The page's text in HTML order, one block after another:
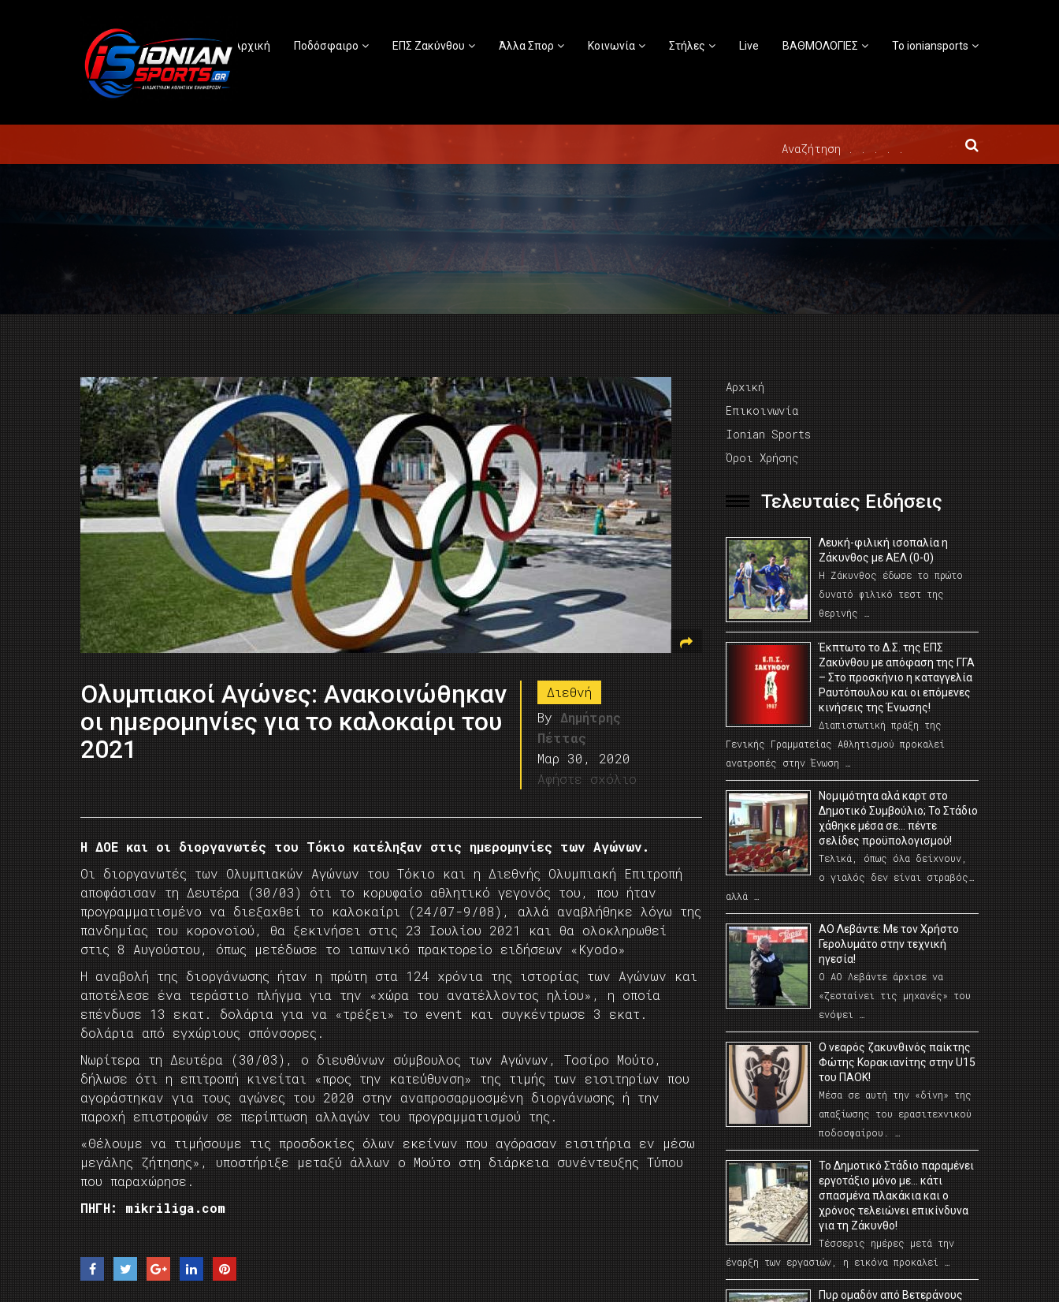
Αρχική Ποδόσφαιρο ΕΠΣ Ζακύνθου Άλλα Σπορ Κοινωνία Στήλες Live ΒΑΘΜΟΛΟΓΙΕΣ Το ioniansports
Ολυμπιακοί Αγώνες: Ανακοινώθηκαν
οι ημερομηνίες για το καλοκαίρι του
2021
Διεθνή
By Δημήτρης
Πέττας
Μαρ 30, 2020
Αφήστε σχόλιο
Η ΔΟΕ και οι διοργανωτές του Τόκιο κατέληξαν στις ημερομηνίες των Αγώνων.
Οι διοργανωτές των Ολυμπιακών Αγώνων του Τόκιο και η Διεθνής Ολυμπιακή Επιτροπή
αποφάσισαν τη Δευτέρα (30/03) ότι το κορυφαίο αθλητικό γεγονός του, που ήταν
προγραμματισμένο να διεξαχθεί το καλοκαίρι (24/07-9/08), αλλά αναβλήθηκε λόγω της
πανδημίας του κορονοϊού, θα ξεκινήσει στις 23 Ιουλίου 2021 και θα ολοκληρωθεί
στις 8 Αυγούστου, όπως μετέδωσε το ιαπωνικό πρακτορείο ειδήσεων «Kyodo»
Η αναβολή της διοργάνωσης ήταν η πρώτη στα 124 χρόνια της ιστορίας των Αγώνων και
αποτέλεσε ένα τεράστιο πλήγμα για την «χώρα του ανατέλλοντος ηλίου», η οποία
επένδυσε 13 εκατ. δολάρια για να «τρέξει» το event και συγκέντρωσε 3 εκατ.
δολάρια από εγχώριους σπόνσορες.
Νωρίτερα τη Δευτέρα (30/03), ο διευθύνων σύμβουλος των Αγώνων, Τοσίρο Μούτο,
δήλωσε ότι η επιτροπή κινείται «προς την κατεύθυνση» της τιμής των εισιτηρίων που
αγοράστηκαν για τους αγώνες του 2020 στην αναπροσαρμοσμένη διοργάνωσης ή την
παροχή επιστροφών σε περίπτωση αλλαγών του προγραμματισμού της.
«Θέλουμε να τιμήσουμε τις προσδοκίες όλων εκείνων που αγόρασαν εισιτήρια εν μέσω
μεγάλης ζήτησης», υποστήριξε μεταξύ άλλων ο Μούτο στη διάρκεια συνέντευξης Τύπου
που παραχώρησε.
ΠΗΓΗ: mikriliga.com
Αρχική
Επικοινωνία
Ionian Sports
Όροι Χρήσης
Τελευταίες Ειδήσεις
Λευκή-φιλική ισοπαλία η
Ζάκυνθος με ΑΕΛ (0-0)
Η Ζάκυνθος έδωσε το πρώτο
δυνατό φιλικό τεστ της
θερινής …
Έκπτωτο το Δ.Σ. της ΕΠΣ
Ζακύνθου με απόφαση της ΓΓΑ
– Στο προσκήνιο η καταγγελία
Ραυτόπουλου και οι επόμενες
κινήσεις της Ένωσης!
Διαπιστωτική πράξη της
Γενικής Γραμματείας Αθλητισμού προκαλεί
ανατροπές στην Ένωση …
Νομιμότητα αλά καρτ στο
Δημοτικό Συμβούλιο; Το Στάδιο
χάθηκε μέσα σε… πέντε
σελίδες προϋπολογισμού!
Τελικά, όπως όλα δείχνουν,
ο γιαλός δεν είναι στραβός…
αλλά …
ΑΟ Λεβάντε: Με τον Χρήστο
Γερολυμάτο στην τεχνική
ηγεσία!
Ο ΑΟ Λεβάντε άρχισε να
«ζεσταίνει τις μηχανές» του
ενόψει …
O νεαρός ζακυνθινός παίκτης
Φώτης Κορακιανίτης στην U15
του ΠΑΟΚ!
Μέσα σε αυτή την «δίνη» της
απαξίωσης του ερασιτεχνικού
ποδοσφαίρου. …
Το Δημοτικό Στάδιο παραμένει
εργοτάξιο μόνο με… κάτι
σπασμένα πλακάκια και ο
χρόνος τελειώνει επικίνδυνα
για τη Ζάκυνθο!
Τέσσερις ημέρες μετά την
έναρξη των εργασιών, η εικόνα προκαλεί …
Πυρ ομαδόν από Βετεράνους